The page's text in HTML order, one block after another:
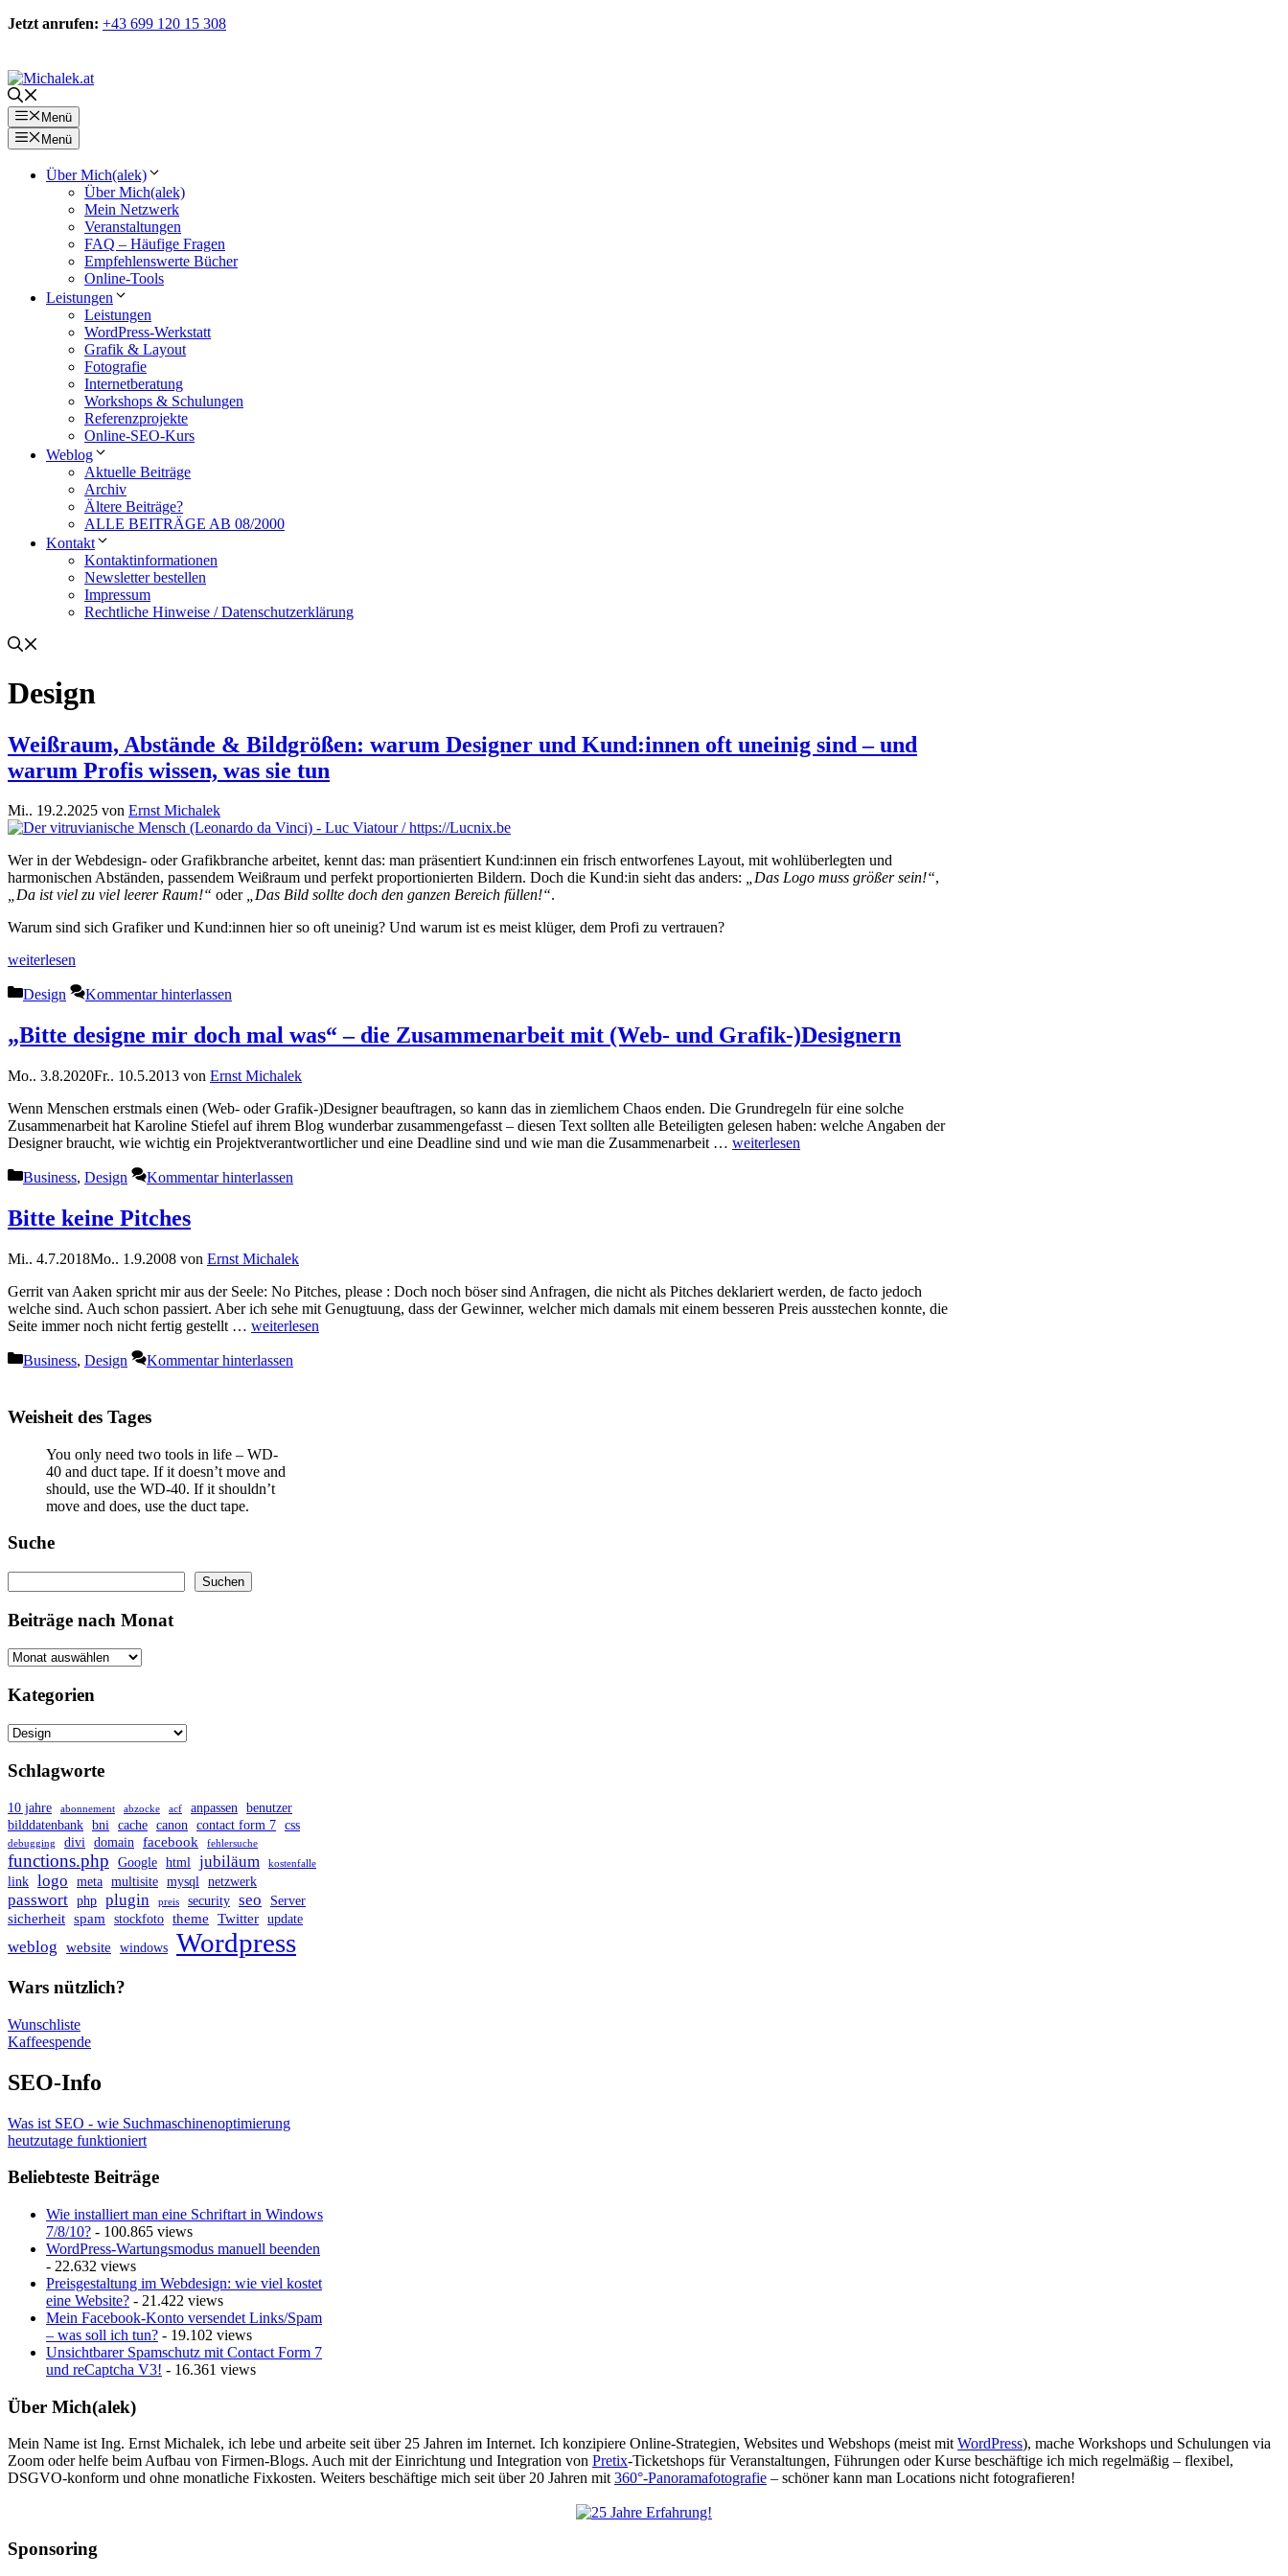
Zum
Jetzt anrufen: +43 699 120 15 308
Menü
Menü
Über Mich(alek)
Über Mich(alek)
Mein Netzwerk
Veranstaltungen
FAQ – Häufige Fragen
Empfehlenswerte Bücher
Online-Tools
Leistungen
Leistungen
WordPress-Werkstatt
Grafik & Layout
Fotografie
Internetberatung
Workshops & Schulungen
Referenzprojekte
Online-SEO-Kurs
Weblog
Aktuelle Beiträge
Archiv
Ältere Beiträge?
ALLE BEITRÄGE AB 08/2000
Kontakt
Kontaktinformationen
Newsletter bestellen
Impressum
Rechtliche Hinweise / Datenschutzerklärung
Design
Weißraum, Abstände & Bildgrößen: warum Designer und Kund:innen oft uneinig sind – und
warum Profis wissen, was sie tun
Mi.. 19.2.2025 von Ernst Michalek
Wer in der Webdesign- oder Grafikbranche arbeitet, kennt das: man präsentiert Kund:innen ein frisch entworfenes Layout, mit wohlüberlegten und
harmonischen Abständen, passendem Weißraum und perfekt proportionierten Bildern. Doch die Kund:in sieht das anders: „Das Logo muss größer sein!“,
„Da ist viel zu viel leerer Raum!“ oder „Das Bild sollte doch den ganzen Bereich füllen!“.
Warum sind sich Grafiker und Kund:innen hier so oft uneinig? Und warum ist es meist klüger, dem Profi zu vertrauen?
weiterlesen
Kategorien
Design Kommentar hinterlassen
„Bitte designe mir doch mal was“ – die Zusammenarbeit mit (Web- und Grafik-)Designern
Mo.. 3.8.2020Fr.. 10.5.2013 von Ernst Michalek
Wenn Menschen erstmals einen (Web- oder Grafik-)Designer beauftragen, so kann das in ziemlichem Chaos enden. Die Grundregeln für eine solche
Zusammenarbeit hat Karoline Stiefel auf ihrem Blog wunderbar zusammengefasst – diesen Text sollten alle Beteiligten gelesen haben: welche Angaben der
Designer braucht, wie wichtig ein Projektverantwortlicher und eine Deadline sind und wie man die Zusammenarbeit … weiterlesen
Kategorien
Business, Design Kommentar hinterlassen
Bitte keine Pitches
Mi.. 4.7.2018Mo.. 1.9.2008 von Ernst Michalek
Gerrit van Aaken spricht mir aus der Seele: No Pitches, please : Doch noch böser sind Anfragen, die nicht als Pitches deklariert werden, de facto jedoch
welche sind. Auch schon passiert. Aber ich sehe mit Genugtuung, dass der Gewinner, welcher mich damals mit einem besseren Preis ausstechen konnte, die
Seite immer noch nicht fertig gestellt … weiterlesen
Kategorien
Business, Design Kommentar hinterlassen
Weisheit des Tages
You only need two tools in life – WD-
40 and duct tape. If it doesn’t move and
should, use the WD-40. If it shouldn’t
move and does, use the duct tape.
Suche
Suchen
Beiträge nach Monat
Kategorien
Schlagworte
10 jahre abonnement abzocke acf anpassen benutzer
bilddatenbank bni cache canon contact form 7 css
debugging divi domain facebook fehlersuche
functions.php Google html jubiläum kostenfalle
link logo meta multisite mysql netzwerk
passwort php plugin preis security seo Server
sicherheit spam stockfoto theme Twitter update
weblog website windows Wordpress
Wars nützlich?
Wunschliste
Kaffeespende
SEO-Info
Was ist SEO - wie Suchmaschinenoptimierung
heutzutage funktioniert
Beliebteste Beiträge
Wie installiert man eine Schriftart in Windows
7/8/10? - 100.865 views
WordPress-Wartungsmodus manuell beenden
- 22.632 views
Preisgestaltung im Webdesign: wie viel kostet
eine Website? - 21.422 views
Mein Facebook-Konto versendet Links/Spam
– was soll ich tun? - 19.102 views
Unsichtbarer Spamschutz mit Contact Form 7
und reCaptcha V3! - 16.361 views
Über Mich(alek)
Mein Name ist Ing. Ernst Michalek, ich lebe und arbeite seit über 25 Jahren im Internet. Ich konzipiere Online-Strategien, Websites und Webshops (meist mit WordPress), mache Workshops und Schulungen via
Zoom oder helfe beim Aufbau von Firmen-Blogs. Auch mit der Einrichtung und Integration von Pretix-Ticketshops für Veranstaltungen, Führungen oder Kurse beschäftige ich mich regelmäßig – flexibel,
DSGVO-konform und ohne monatliche Fixkosten. Weiters beschäftige mich seit über 20 Jahren mit 360°-Panoramafotografie – schöner kann man Locations nicht fotografieren!
Sponsoring